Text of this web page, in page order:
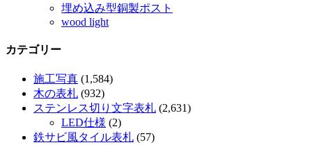
埋め込み型銅製ポスト
wood light
カテゴリー
施工写真 (1,584)
木の表札 (932)
ステンレス切り文字表札 (2,631)
LED仕様 (2)
鉄サビ風タイル表札 (57)